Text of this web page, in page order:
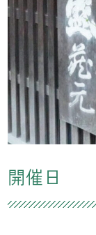
開催日